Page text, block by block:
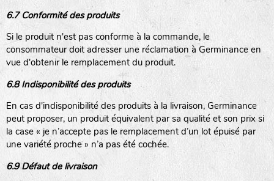
6.7 Conformité des produits
Si le produit n'est pas conforme à la commande, le
consommateur doit adresser une réclamation à Germinance en
vue d'obtenir le remplacement du produit.
6.8 Indisponibilité des produits
En cas d'indisponibilité des produits à la livraison, Germinance
peut proposer, un produit équivalent par sa qualité et son prix si
la case « je n’accepte pas le remplacement d’un lot épuisé par
une variété proche » n’a pas été cochée.
6.9 Défaut de livraison